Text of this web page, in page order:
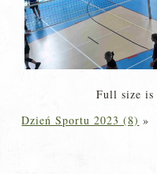
Full size is
Dzień Sportu 2023 (8) »